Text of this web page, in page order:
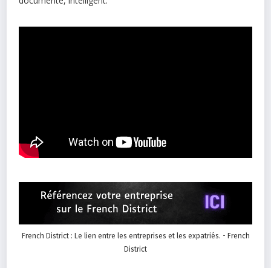
French District : Le lien entre les entreprises et les expatriés. - French
District